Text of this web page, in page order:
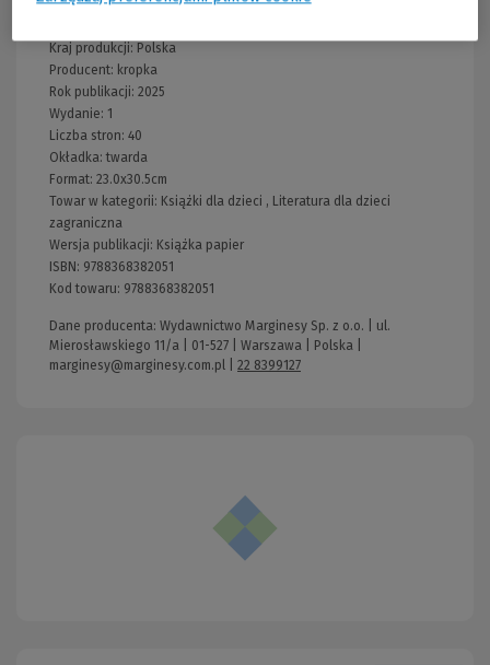
Kraj produkcji: Polska
Producent: kropka
Rok publikacji: 2025
Wydanie: 1
Liczba stron: 40
Okładka:twarda
Format: 23.0x30.5cm
Towar w kategorii: Książki dla dzieci , Literatura dla dzieci
zagraniczna
Wersja publikacji: Książka papier
ISBN: 9788368382051
Kod towaru: 9788368382051
Dane producenta: Wydawnictwo Marginesy Sp. z o.o. | ul.
Mierosławskiego 11/a | 01-527 | Warszawa | Polska |
marginesy@marginesy.com.pl
22 8399127